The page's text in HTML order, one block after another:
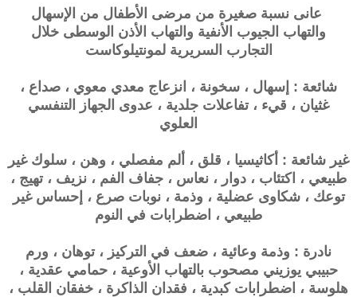
عانى نسبة صغيرة من مرضى الأطفال من الإسهال
والتهاب الجيوب الأنفية والتهاب الأذن الوسطى خلال
التجارب السريرية لمونتيلوكاست
شائعة : إسهال ، سخونة ، انزعاج معدي معوي ، صداع ،
غثيان ، قيء ، تفاعلات جلدية ، عدوى الجهاز التنفسي
العلوي
غير شائعة : أكاثيسيا ، قلق ، ألم مفصلي ، وهن ، سلوك غير
طبيعي ، اكتئاب ، دوار ، نعاس ، جفاف الفم ، نزيف ، تهيج ،
توعك ، شكاوى عضلية ، وذمة ، نوبات صرع ، إحساس غير
طبيعي ، اضطرابات في النوم
نادرة : وذمة وعائية ، ضعف في التركيز ، توهان ، ورم
حبيبي يوزيني مصحوب بالتهاب الأوعية ، حمامي عقدية ،
هلوسة ، اضطرابات كبدية ، فقدان الذاكرة ، خفقان القلب ،